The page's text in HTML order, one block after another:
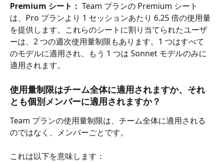
Premium シート： Team プランの Premium シート
は、Pro プランより 1 セッションあたり 6.25 倍の使用量
を提供します。これらのシートに割り当てられたユーザ
ーは、2 つの週次使用量制限もあります。1 つはすべて
のモデルに適用され、もう 1 つは Sonnet モデルのみに
適用されます。
使用量制限はチーム全体に適用されますか、それ
とも個別メンバーに適用されますか？
Team プランの使用量制限は、チーム全体に適用される
のではなく、メンバーごとです。
これは以下を意味します：